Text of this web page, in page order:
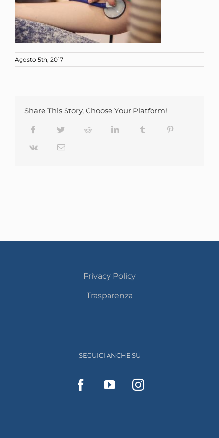
Agosto 5th, 2017
Share This Story, Choose Your Platform!
Facebook Twitter Reddit LinkedIn Tumblr
Vk Email
Privacy Policy
Trasparenza
SEGUICI ANCHE SU